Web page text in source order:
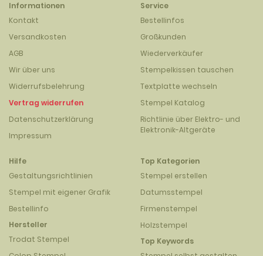
Informationen
Kontakt
Versandkosten
AGB
Wir über uns
Widerrufsbelehrung
Vertrag widerrufen
Datenschutzerklärung
Impressum
Service
Bestellinfos
Großkunden
Wiederverkäufer
Stempelkissen tauschen
Textplatte wechseln
Stempel Katalog
Richtlinie über Elektro- und
Elektronik-Altgeräte
Hilfe
Gestaltungsrichtlinien
Stempel mit eigener Grafik
Bestellinfo
Hersteller
Trodat Stempel
Top Kategorien
Stempel erstellen
Datumsstempel
Firmenstempel
Holzstempel
Top Keywords